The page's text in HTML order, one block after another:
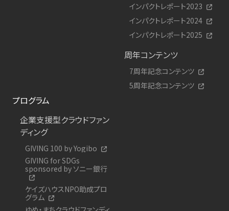
インパクトレポート2023
インパクトレポート2024
インパクトレポート2025
周年コンテンツ
7周年記念コンテンツ
5周年記念コンテンツ
プログラム
企業支援型クラウドファン
ディング
GIVING 100 by Yogibo
GIVING for SDGs
sponsored by ソニー銀行
ケイズハウスNPO助成プロ
グラム